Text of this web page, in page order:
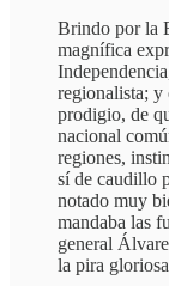
Brindo por la
magnífica
regionalista; y
prodigio, de
nacional
regiones,
sí de caudillo
notado muy
mandaba las
general
la pira